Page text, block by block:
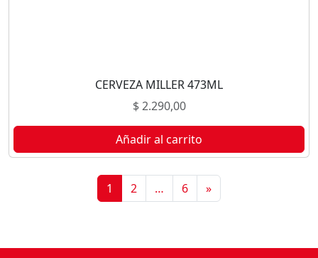
CERVEZA MILLER 473ML
$2.290,00
Añadir al carrito
1 2 … 6 »